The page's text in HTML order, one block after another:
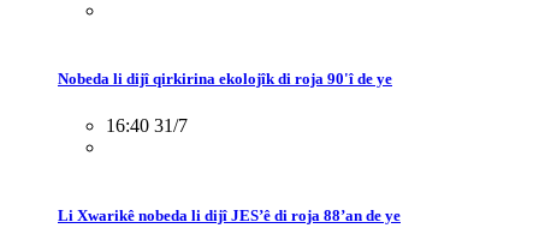
Nobeda li dijî qirkirina ekolojîk di roja 90'î de ye
16:40 31/7
Li Xwarikê nobeda li dijî JES’ê di roja 88’an de ye